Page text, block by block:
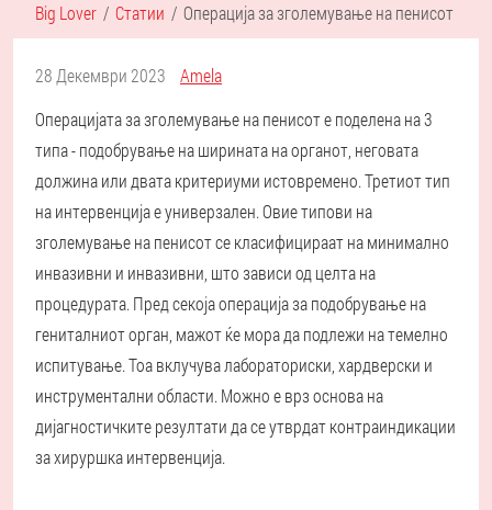
Big Lover Статии Операција за зголемување на пенисот
28 Декември 2023
Amela
Операцијата за зголемување на пенисот е поделена на 3
типа - подобрување на ширината на органот, неговата
должина или двата критериуми истовремено. Третиот тип
на интервенција е универзален. Овие типови на
зголемување на пенисот се класифицираат на минимално
инвазивни и инвазивни, што зависи од целта на
процедурата. Пред секоја операција за подобрување на
гениталниот орган, мажот ќе мора да подлежи на темелно
испитување. Тоа вклучува лабораториски, хардверски и
инструментални области. Можно е врз основа на
дијагностичките резултати да се утврдат контраиндикации
за хируршка интервенција.